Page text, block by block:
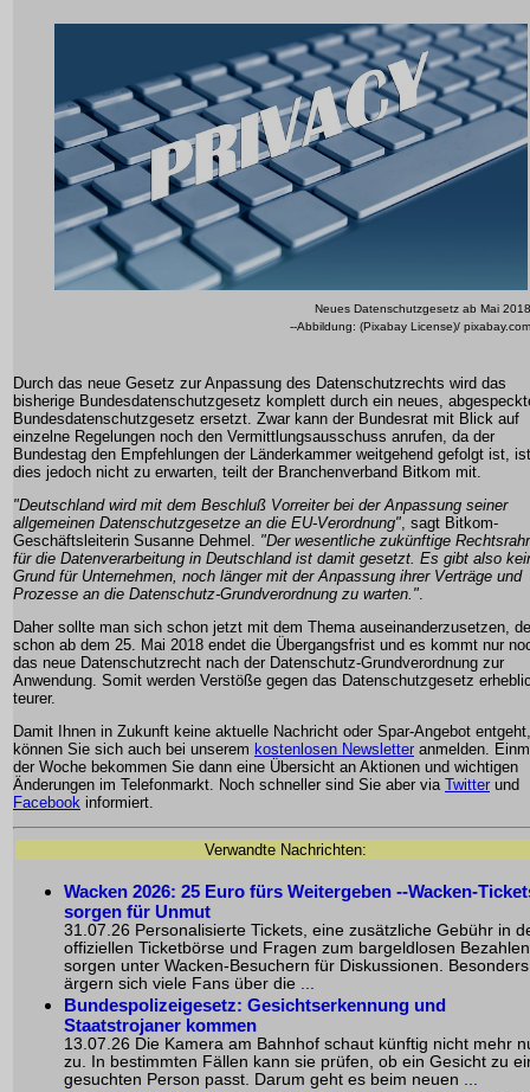
Neues Datenschutzgesetz ab Mai 2018
--Abbildung: (Pixabay License)/ pixabay.com
Durch das neue Gesetz zur Anpassung des Datenschutzrechts wird das
bisherige Bundesdatenschutzgesetz komplett durch ein neues,
Bundesdatenschutzgesetz ersetzt. Zwar kann der Bundesrat mit Blick auf
einzelne Regelungen noch den Vermittlungsausschuss anrufen, da der
Bundestag den Empfehlungen der Länderkammer weitgehend gefolgt ist, ist
dies jedoch nicht zu erwarten, teilt der Branchenverband Bitkom mit.
"Deutschland wird mit dem Beschluß Vorreiter bei der Anpassung seiner
allgemeinen Datenschutzgesetze an die EU-Verordnung", sagt Bitkom-
Geschäftsleiterin Susanne Dehmel. "Der wesentliche zukünftige
für die Datenverarbeitung in Deutschland ist damit gesetzt. Es gibt also
Grund für Unternehmen, noch länger mit der Anpassung ihrer Verträge und
Prozesse an die Datenschutz-Grundverordnung zu warten.".
Daher sollte man sich schon jetzt mit dem Thema auseinanderzusetzen,
schon ab dem 25. Mai 2018 endet die Übergangsfrist und es kommt nur
das neue Datenschutzrecht nach der Datenschutz-Grundverordnung zur
Anwendung. Somit werden Verstöße gegen das Datenschutzgesetz
teurer.
Damit Ihnen in Zukunft keine aktuelle Nachricht oder Spar-Angebot entgeht,
können Sie sich auch bei unserem kostenlosen Newsletter anmelden.
der Woche bekommen Sie dann eine Übersicht an Aktionen und wichtigen
Änderungen im Telefonmarkt. Noch schneller sind Sie aber via Twitter und
Facebook informiert.
Verwandte Nachrichten:
Wacken 2026: 25 Euro fürs Weitergeben --Wacken-
sorgen für Unmut
31.07.26 Personalisierte Tickets, eine zusätzliche Gebühr in
offiziellen Ticketbörse und Fragen zum bargeldlosen Bezahlen
sorgen unter Wacken-Besuchern für Diskussionen. Besonders
ärgern sich viele Fans über die ...
Bundespolizeigesetz: Gesichtserkennung und
Staatstrojaner kommen
13.07.26 Die Kamera am Bahnhof schaut künftig nicht mehr
zu. In bestimmten Fällen kann sie prüfen, ob ein Gesicht zu
gesuchten Person passt. Darum geht es beim neuen ...